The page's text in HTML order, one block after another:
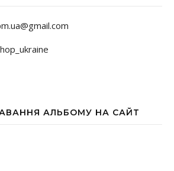
АЛЬБОМУ НА САЙТ